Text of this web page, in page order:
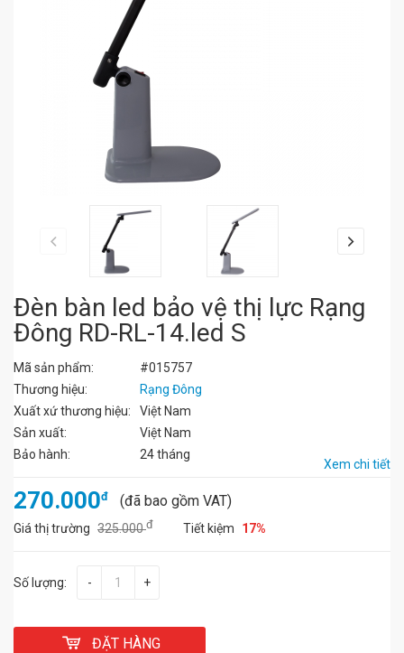
Đèn bàn led bảo vệ thị lực Rạng
Đông RD-RL-14.led S
Mã sản phẩm:
#015757
Thương hiệu:
Rạng Đông
Xuất xứ thương hiệu:
Việt Nam
Sản xuất:
Việt Nam
Bảo hành:
24 tháng
Xem chi tiết
270.000đ (đã bao gồm VAT)
Giá thị trường 325.000đ Tiết kiệm 17%
Số lượng: - +
ĐẶT HÀNG